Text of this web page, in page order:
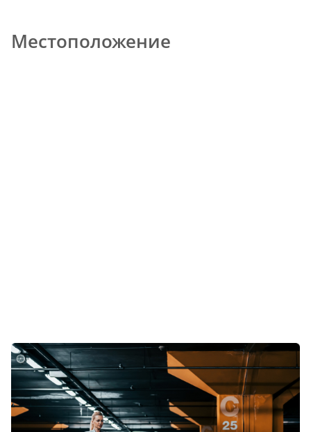
Местоположение